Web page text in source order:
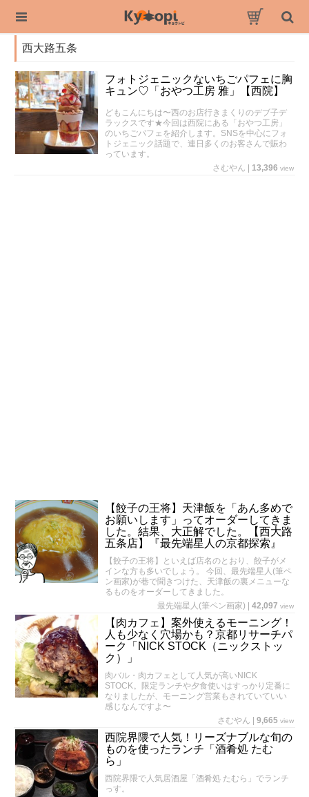
西大路五条
フォトジェニックないちごパフェに胸
キュン♡「おやつ工房 雅」【西院】
どもこんにちは〜西のお店行きまくりのデブ子デ
ラックスです★今回は西院にある「おやつ工房」
のいちごパフェを紹介します。SNSを中心にフォ
トジェニック話題で、連日多くのお客さんで賑わ
っています。
さむやん
13,396 view
【餃子の王将】天津飯を「あん多めで
お願いします」ってオーダーしてきま
した。結果、大正解でした。【西大路
五条店】『最先端星人の京都探索』
【餃子の王将】といえば店名のとおり、餃子がメ
インな方も多いでしょう。 今回、最先端星人(筆ペ
ン画家)が巷で聞きつけた、天津飯の裏メニューな
るものをオーダーしてきました。
最先端星人(筆ペン画家)
42,097 view
【肉カフェ】案外使えるモーニング！
人も少なく穴場かも？京都リサーチパ
ーク「NICK STOCK（ニックストッ
ク）」
肉バル・肉カフェとして人気が高いNICK
STOCK。限定ランチや夕食使いはすっかり定番に
なりましたが、モーニング営業もされていていい
感じなんですよ〜
さむやん
9,665 view
西院界隈で人気！リーズナブルな旬の
ものを使ったランチ「酒肴処 たむ
ら」
西院界隈で人気居酒屋「酒肴処 たむら」でランチ
っす。